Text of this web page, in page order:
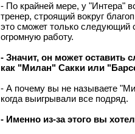
- По крайней мере, у "Интера"
тренер, строящий вокруг
это сможет только следующий
огромную работу.
- Значит, он может оставить
как "Милан" Сакки или
- А почему вы не называете
когда выигрывали все подряд.
- Именно из-за этого вы